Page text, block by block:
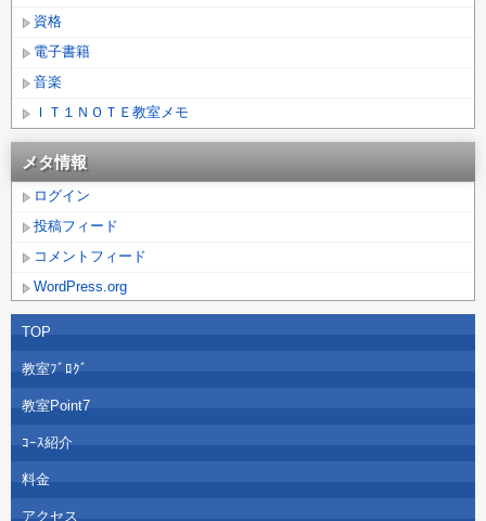
資格
電子書籍
音楽
ＩＴ１ＮＯＴＥ教室メモ
メタ情報
ログイン
投稿フィード
コメントフィード
WordPress.org
TOP
教室ﾌﾞﾛｸﾞ
教室Point7
ｺｰｽ紹介
料金
アクセス